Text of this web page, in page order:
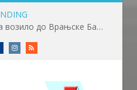
Више од 100 бициклиста возило до Врањске Бање
FacebookInstagram
RSS